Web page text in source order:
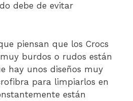
debe de evitar
piensan que los Crocs
burdos o rudos están
hay unos diseños muy
para limpiarlos en
están